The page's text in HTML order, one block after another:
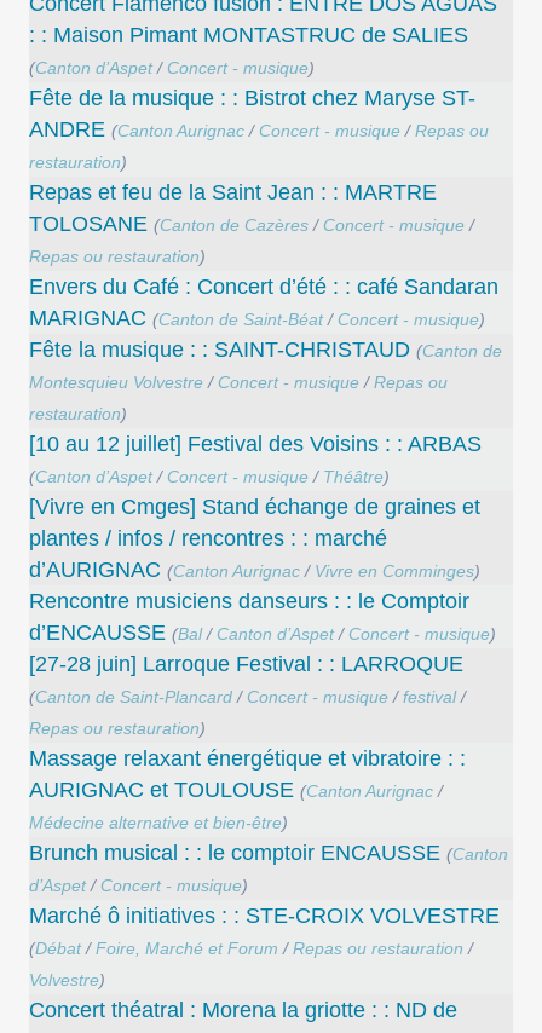
: : Maison Pimant MONTASTRUC de SALIES
(Canton d’Aspet/ Concert - musique)
Fête de la musique : : Bistrot chez Maryse ST-
ANDRE (Canton Aurignac / Concert - musique /Repas ou
restauration)
Repas et feu de la Saint Jean : : MARTRE
TOLOSANE (Canton de Cazères / Concert - musique /
Repas ou restauration)
Envers du Café : Concert d’été : : café Sandaran
MARIGNAC (Canton de Saint-Béat/ Concert - musique)
Fête la musique : : SAINT-CHRISTAUD (Canton de
Montesquieu Volvestre / Concert - musique /Repas ou
restauration)
[10 au 12 juillet] Festival des Voisins : : ARBAS
(Canton d’Aspet/ Concert - musique / Théâtre)
[Vivre en Cmges] Stand échange de graines et
plantes / infos / rencontres : : marché
d’AURIGNAC (Canton Aurignac / Vivre en Comminges)
Rencontre musiciens danseurs : : le Comptoir
d’ENCAUSSE (Bal/ Canton d’Aspet/ Concert - musique)
[27-28 juin] Larroque Festival : : LARROQUE
(Canton de Saint-Plancard / Concert - musique /festival/
Repas ou restauration)
Massage relaxant énergétique et vibratoire : :
AURIGNAC et TOULOUSE (Canton Aurignac /
Médecine alternative et bien-être)
Brunch musical : : le comptoir ENCAUSSE (Canton
d’Aspet/ Concert - musique)
Marché ô initiatives : : STE-CROIX VOLVESTRE
(Débat/Foire, Marché et Forum /Repas ou restauration /
Volvestre)
Concert théatral : Morena la griotte : : ND de